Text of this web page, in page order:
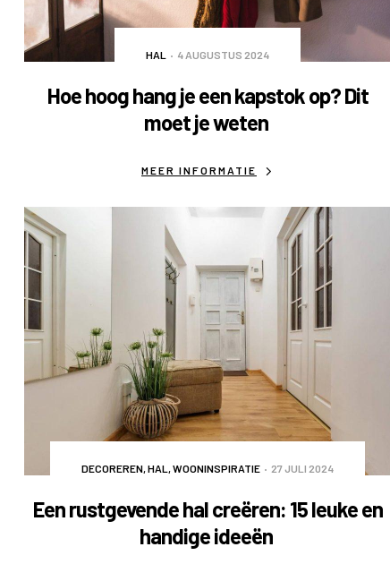
HAL 4 AUGUSTUS 2024
Hoe hoog hang je een kapstok op? Dit
moet je weten
MEER INFORMATIE
DECOREREN,HAL,WOONINSPIRATIE 27 JULI 2024
Een rustgevende hal creëren: 15 leuke en
handige ideeën